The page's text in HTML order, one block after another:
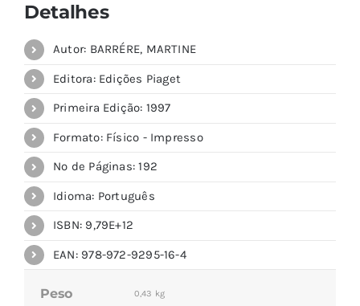
Detalhes
Autor: BARRÉRE, MARTINE
Editora: Edições Piaget
Primeira Edição: 1997
Formato: Físico - Impresso
Nº de Páginas: 192
Idioma: Português
ISBN: 9,79E+12
EAN: 978-972-9295-16-4
Peso 0,43 kg